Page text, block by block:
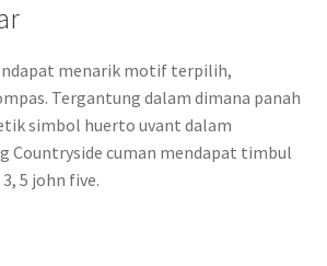
menarik motif terpilih,
Tergantung dalam dimana panah
simbol huerto uvant dalam
Countryside cuman mendapat timbul
5 john five.